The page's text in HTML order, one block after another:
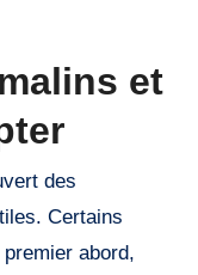
et
des
Certains
abord,